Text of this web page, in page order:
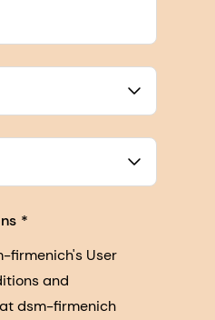
San Francisco, California, US
firmenich's User
and
dsm-firmenich